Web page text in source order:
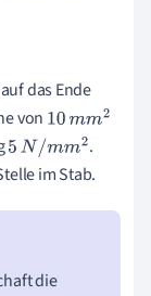
das Ende
von 10mm2
5N/mm2
.
im Stab.
die